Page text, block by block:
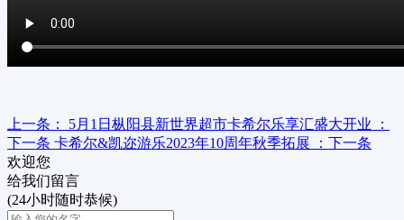
上一条： 5月1日枞阳县新世界超市卡希尔乐享汇盛大开业
：
下一条 卡希尔&凯迩游乐2023年10周年秋季拓展
：下一条
欢迎您
给我们留言
(24小时随时恭候)